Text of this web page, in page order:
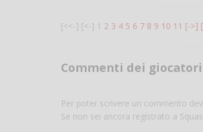
[<<-] [<-] 1 2 3 4 5 6 7 8 9 10 11 [->]
Commenti dei giocatori
Per poter scrivere un commento
Se non sei ancora registrato a